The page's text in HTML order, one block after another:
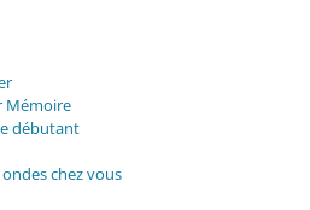
Mémoire
débutant
chez vous